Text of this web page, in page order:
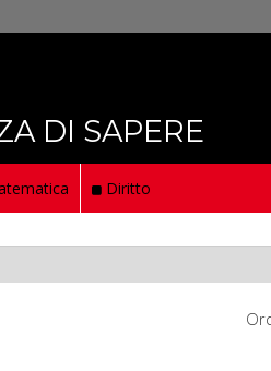
DI SAPERE
Diritto